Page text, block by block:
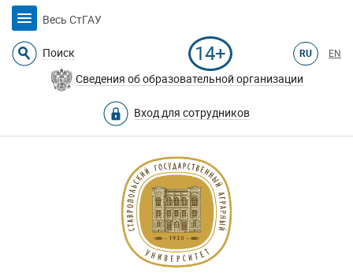
Весь СтГАУ
Поиск 14+ RU EN
Сведения об образовательной организации
Вход для сотрудников